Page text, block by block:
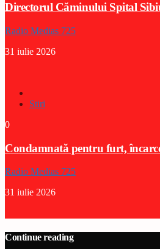
Directorul Căminului Spital
Radio Medias 725
31 iulie 2026
Stiri
0
Condamnată pentru furt,
Radio Medias 725
31 iulie 2026
Continue reading